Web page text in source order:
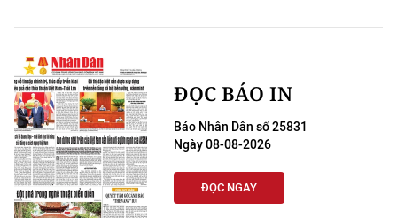
ĐỌC BÁO IN
Báo Nhân Dân số 25831
Ngày 08-08-2026
ĐỌC NGAY